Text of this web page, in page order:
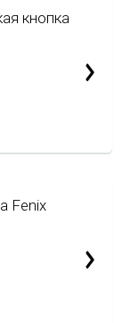
кнопка
Fenix